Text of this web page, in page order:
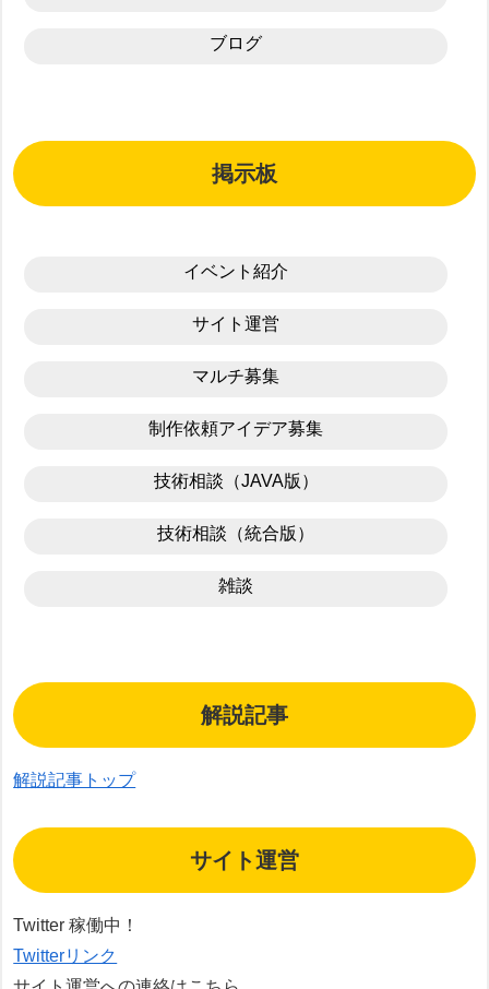
ブログ
掲示板
イベント紹介
サイト運営
マルチ募集
制作依頼アイデア募集
技術相談（JAVA版）
技術相談（統合版）
雑談
解説記事
解説記事トップ
サイト運営
Twitter 稼働中！
Twitterリンク